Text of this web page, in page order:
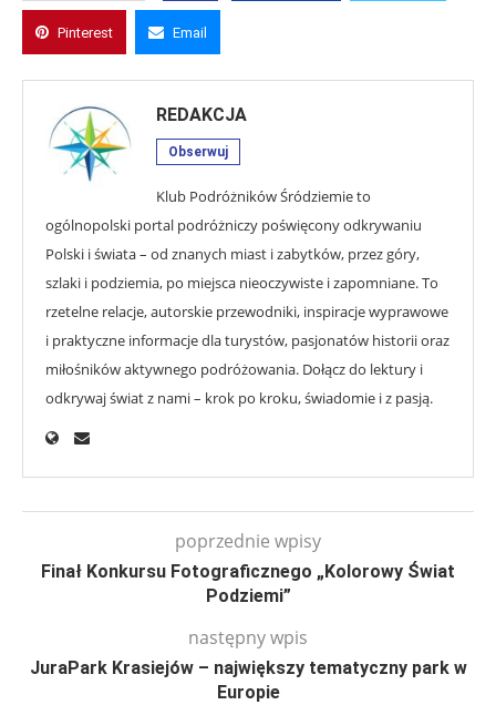
Pinterest Email
REDAKCJA
Obserwuj
Klub Podróżników Śródziemie to
ogólnopolski portal podróżniczy poświęcony odkrywaniu
Polski i świata – od znanych miast i zabytków, przez góry,
szlaki i podziemia, po miejsca nieoczywiste i zapomniane. To
rzetelne relacje, autorskie przewodniki, inspiracje wyprawowe
i praktyczne informacje dla turystów, pasjonatów historii oraz
miłośników aktywnego podróżowania. Dołącz do lektury i
odkrywaj świat z nami – krok po kroku, świadomie i z pasją.
poprzednie wpisy
Finał Konkursu Fotograficznego „Kolorowy Świat
Podziemi”
następny wpis
JuraPark Krasiejów – największy tematyczny park w
Europie